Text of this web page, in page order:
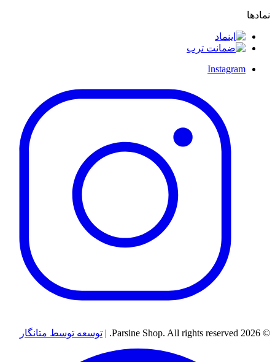
نمادها
Instagram
© 2026 Parsine Shop. All rights reserved. | توسعه توسط متانگار